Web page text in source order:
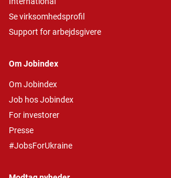
Se virksomhedsprofil
Support for arbejdsgivere
Om Jobindex
Om Jobindex
Job hos Jobindex
For investorer
Presse
#JobsForUkraine